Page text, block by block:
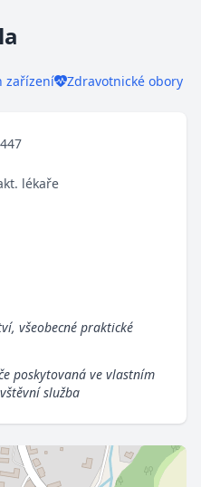
zařízení Zdravotnické obory
lékaře
všeobecné praktické
poskytovaná ve vlastním
služba